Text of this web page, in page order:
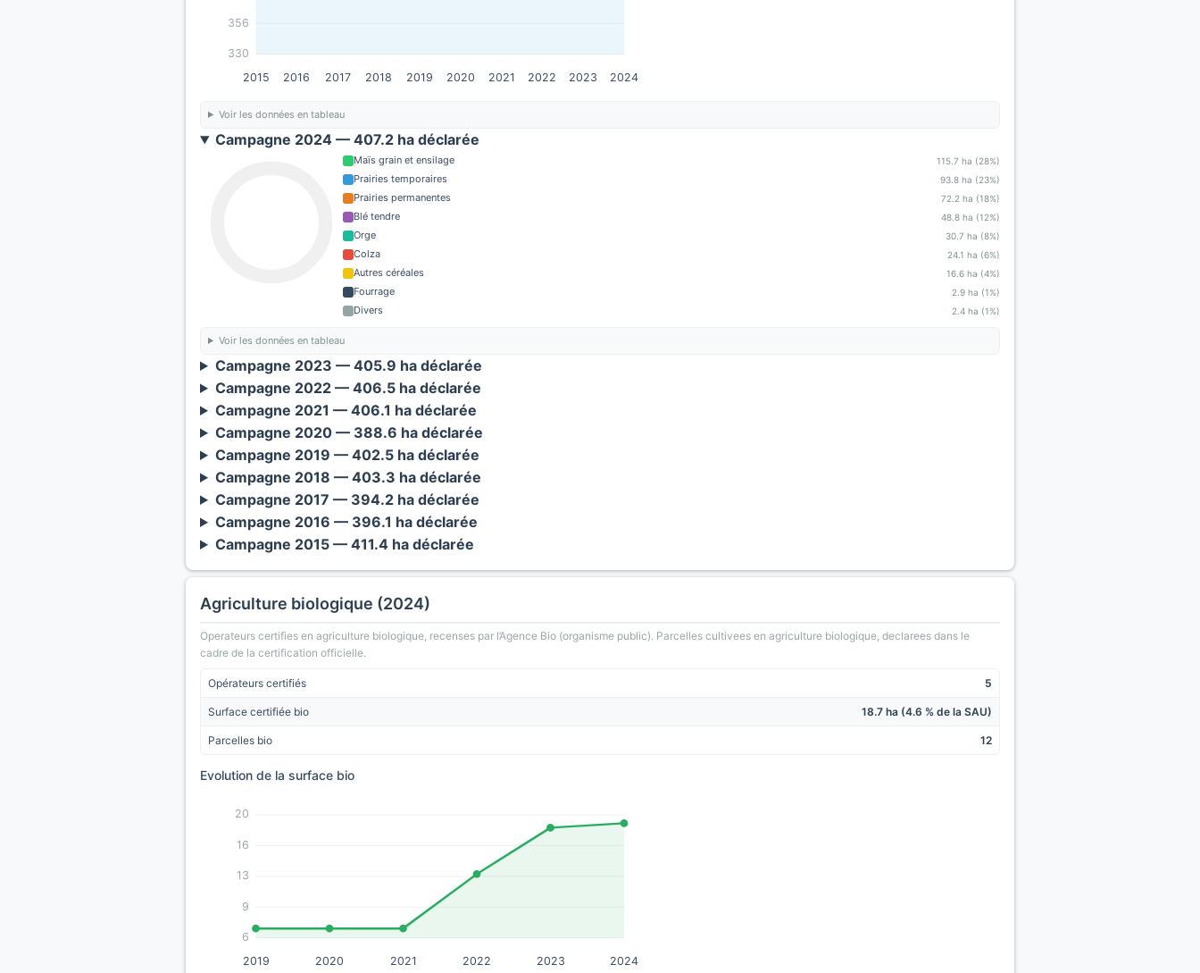
330
356
2015 2016 2017 2018 2019 2020 2021 2022 2023 2024
Voir les données en tableau
Campagne 2024 — 407.2 ha déclarée
Maïs grain et ensilage 115.7 ha (28%)
Prairies temporaires 93.8 ha (23%)
Prairies permanentes 72.2 ha (18%)
Blé tendre 48.8 ha (12%)
Orge 30.7 ha (8%)
Colza 24.1 ha (6%)
Autres céréales 16.6 ha (4%)
Fourrage 2.9 ha (1%)
Divers 2.4 ha (1%)
Voir les données en tableau
Campagne 2023 — 405.9 ha déclarée
Campagne 2022 — 406.5 ha déclarée
Campagne 2021 — 406.1 ha déclarée
Campagne 2020 — 388.6 ha déclarée
Campagne 2019 — 402.5 ha déclarée
Campagne 2018 — 403.3 ha déclarée
Campagne 2017 — 394.2 ha déclarée
Campagne 2016 — 396.1 ha déclarée
Campagne 2015 — 411.4 ha déclarée
Agriculture biologique (2024)
Operateurs certifies en agriculture biologique, recenses par l’Agence Bio (organisme public). Parcelles cultivees en agriculture biologique, declarees dans le
cadre de la certification officielle.
Opérateurs certifiés 5
Surface certifiée bio 18.7 ha (4.6 % de la SAU)
Parcelles bio 12
Evolution de la surface bio
6
9
13
16
20
2019 2020 2021 2022 2023 2024